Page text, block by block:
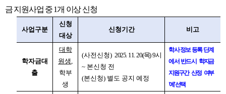
금 지원사업 중 1개 이상 신청
사업구분
신청
대상
신청기간 비고
학자금대
출
대학
원생,
학부
생
(사전신청)2025. 11. 20.(목) 9시
~ 본신청 전
(본신청) 별도 공지 예정
학사 정보 등록 단계
에서 반드시 학자금
지원구간 산정 여부
'예' 선택